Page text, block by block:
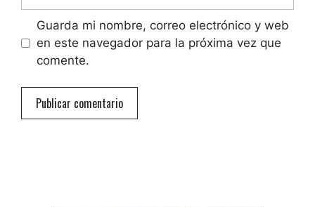
Guarda mi nombre, correo electrónico y web
en este navegador para la próxima vez que
comente.